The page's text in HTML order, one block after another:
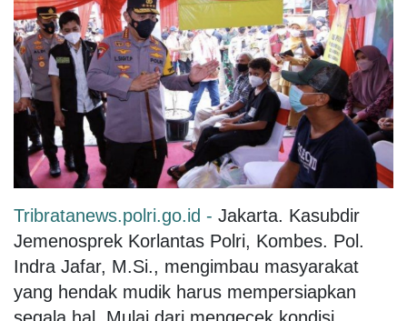
Tribratanews.polri.go.id - Jakarta. Kasubdir
Jemenosprek Korlantas Polri, Kombes. Pol.
Indra Jafar, M.Si., mengimbau masyarakat
yang hendak mudik harus mempersiapkan